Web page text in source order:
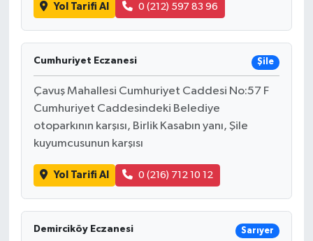
Yol Tarifi Al 0 (212) 597 83 96
Cumhuriyet Eczanesi Şile
Çavuş Mahallesi Cumhuriyet Caddesi No:57 F
Cumhuriyet Caddesindeki Belediye
otoparkının karşısı, Birlik Kasabın yanı, Şile
kuyumcusunun karşısı
Yol Tarifi Al 0 (216) 712 10 12
Demirciköy Eczanesi Sarıyer